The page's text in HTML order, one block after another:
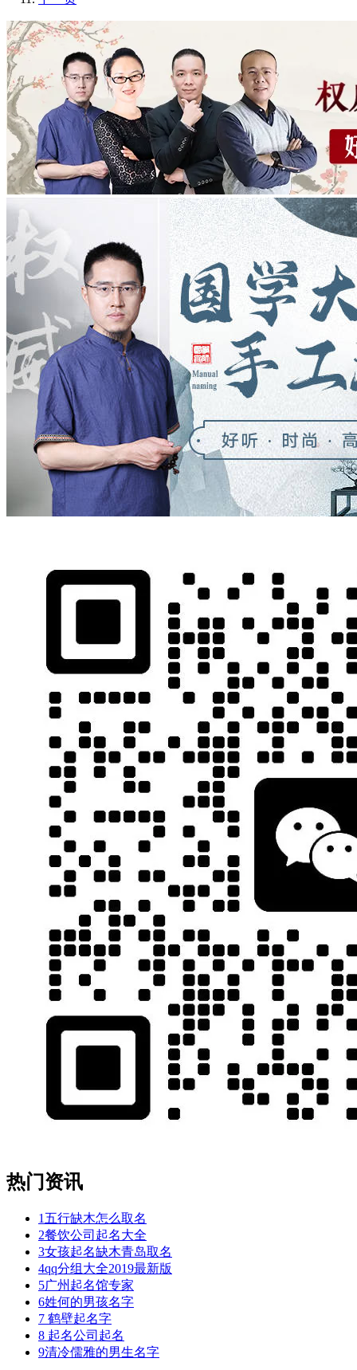
热门资讯
1 五行缺木怎么取名
2餐饮公司起名大全
3女孩起名缺木青岛取名
4qq分组大全2019最新版
5广州起名馆专家
6姓何的男孩名字
7 鹤壁起名字
8 起名公司起名
9清冷儒雅的男生名字